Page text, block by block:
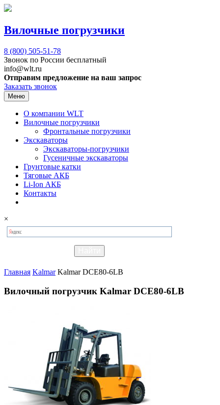
Вилочные погрузчики
8 (800) 505-51-78
Звонок по России бесплатный
info@wlt.ru
Отправим предложение на ваш запрос
Заказать звонок
Меню
О компании WLT
Вилочные погрузчики
Фронтальные погрузчики
Экскаваторы
Экскаваторы-погрузчики
Гусеничные экскаваторы
Грунтовые катки
Тяговые АКБ
Li-Ion АКБ
Контакты
×
Главная Kalmar Kalmar DCE80-6LB
Вилочный погрузчик Kalmar DCE80-6LB